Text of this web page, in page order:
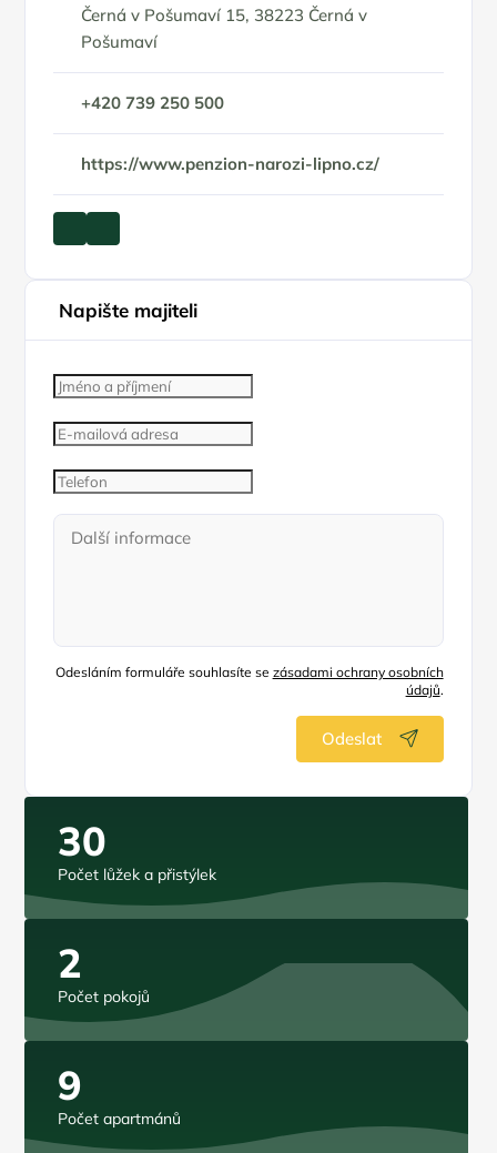
Černá v Pošumaví 15, 38223 Černá v
Pošumaví
+420 739 250 500
https://www.penzion-narozi-lipno.cz/
Napište majiteli
Odesláním formuláře souhlasíte se zásadami ochrany osobních
údajů.
Odeslat
30
Počet lůžek a přistýlek
2
Počet pokojů
9
Počet apartmánů